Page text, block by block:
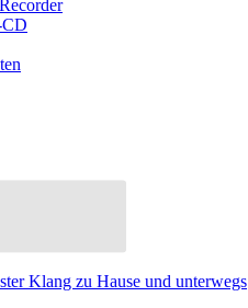
Klang zu Hause und unterwegs